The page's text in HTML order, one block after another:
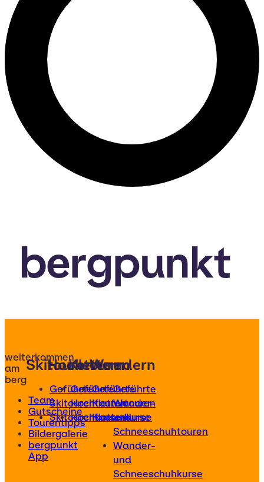
bergpunkt
weiterkommen
am
berg
Team
Gutscheine
Tourentipps
Bildergalerie
bergpunkt
App
Skitouren
Geführte
Skitouren
Skitourenkurse
Hochtouren
Geführte
Hochtouren
Hochtourenkurse
Klettern
Geführte
Klettertouren
Kletterkurse
Wandern
Geführte
Wander-
und
Schneeschuhtouren
Wander-
und
Schneeschuhkurse